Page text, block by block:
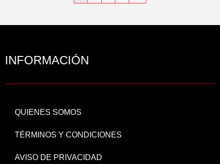
INFORMACIÓN
QUIENES SOMOS
TÉRMINOS Y CONDICIONES
AVISO DE PRIVACIDAD